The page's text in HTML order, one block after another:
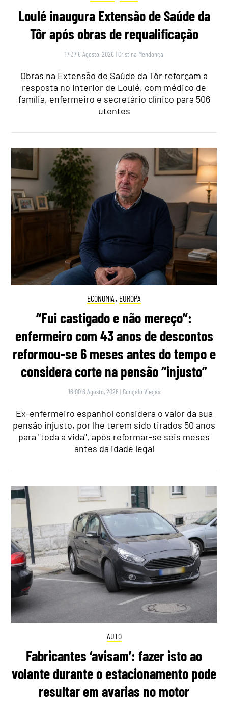
Loulé inaugura Extensão de Saúde da
Tôr após obras de requalificação
17:37 6 Agosto, 2026 | Cristina Mendonça
Obras na Extensão de Saúde da Tôr reforçam a
resposta no interior de Loulé, com médico de
família, enfermeiro e secretário clínico para 506
utentes
ECONOMIA , EUROPA
“Fui castigado e não mereço”:
enfermeiro com 43 anos de descontos
reformou-se 6 meses antes do tempo e
considera corte na pensão “injusto”
16:00 6 Agosto, 2026 | Gonçalo Viegas
Ex-enfermeiro espanhol considera o valor da sua
pensão injusto, por lhe terem sido tirados 50 anos
para "toda a vida", após reformar-se seis meses
antes da idade legal
AUTO
Fabricantes ‘avisam’: fazer isto ao
volante durante o estacionamento pode
resultar em avarias no motor